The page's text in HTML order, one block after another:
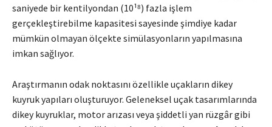
saniyede bir kentilyondan (10¹⁸) fazla işlem
gerçekleştirebilme kapasitesi sayesinde şimdiye kadar
mümkün olmayan ölçekte simülasyonların yapılmasına
imkan sağlıyor.
Araştırmanın odak noktasını özellikle uçakların dikey
kuyruk yapıları oluşturuyor. Geleneksel uçak tasarımlarında
dikey kuyruklar, motor arızası veya şiddetli yan rüzgâr gibi